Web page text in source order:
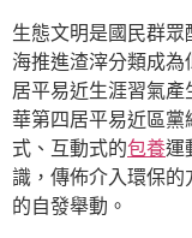
生態文明是國民群眾
海推進渣滓分類成為
居平易近生涯習氣產
華第四居平易近區黨
式、互動式的包養運
識，傳佈介入環保
的自發舉動。